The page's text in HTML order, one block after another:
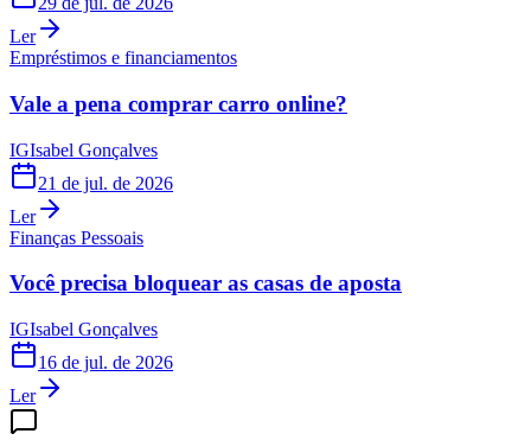
Ler
Empréstimos e financiamentos
Vale a pena comprar carro online?
IGIsabel Gonçalves
21 de jul. de 2026
Ler
Finanças Pessoais
Você precisa bloquear as casas de aposta
IGIsabel Gonçalves
16 de jul. de 2026
Ler